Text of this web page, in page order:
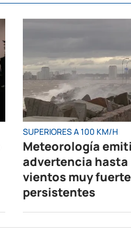
SUPERIORES A 100 KM/H
Meteorología
advertencia hasta
vientos muy
persistentes